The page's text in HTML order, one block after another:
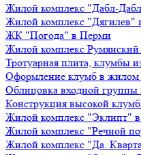
Жилой комплекс "Дабл-
Жилой комплекс "Дягилев"
ЖК "Погода" в Перми
Жилой комплекс
Тротуарная плита, клумбы
Оформление клумб в
Облицовка входной
Конструкция высокой
Жилой комплекс "Эклипт"
Жилой комплекс "Речной
Жилой комплекс "Да.